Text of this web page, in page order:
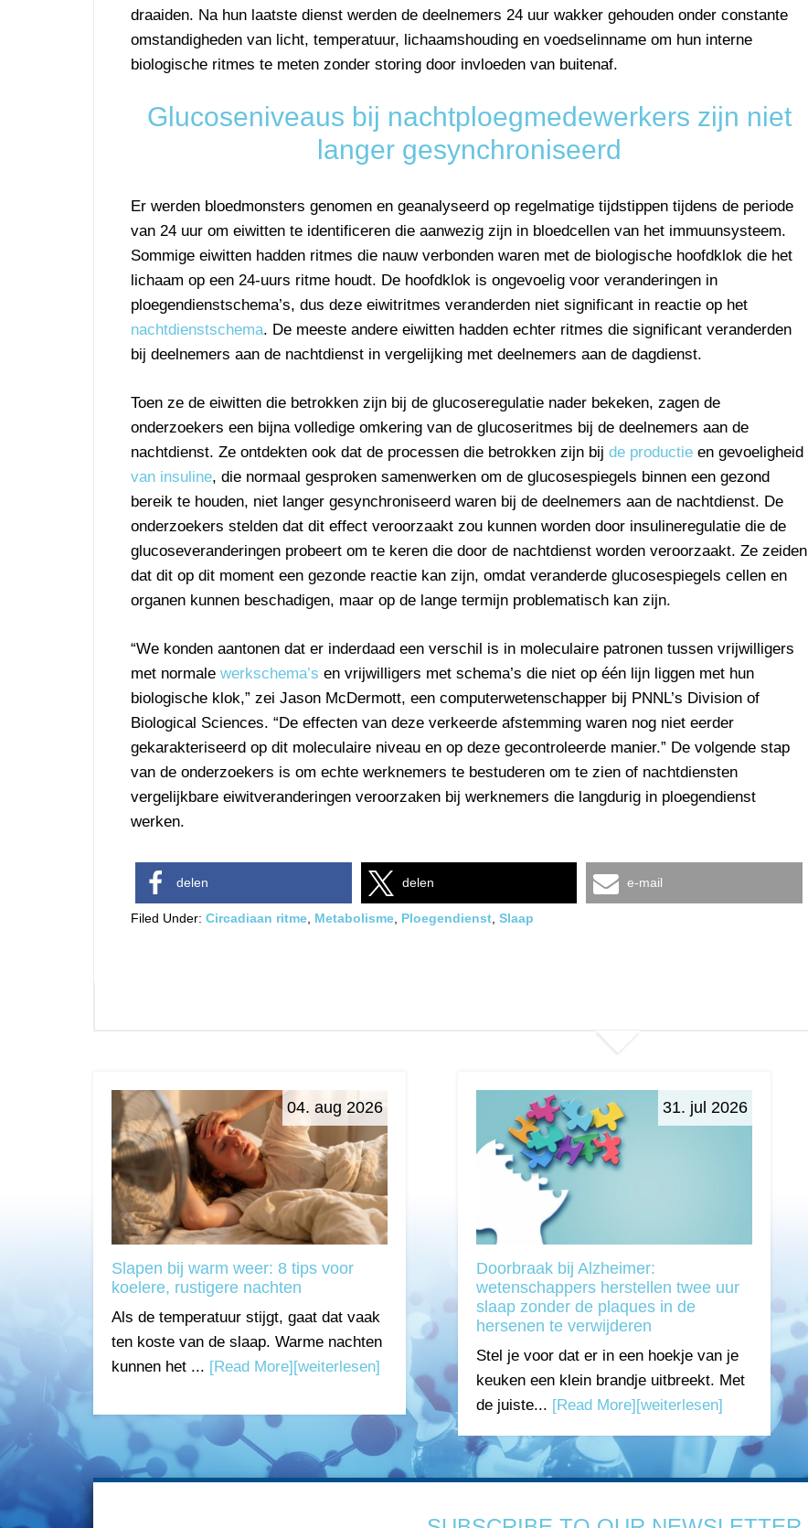
draaiden. Na hun laatste dienst werden de deelnemers 24 uur wakker gehouden onder constante
omstandigheden van licht, temperatuur, lichaamshouding en voedselinname om hun interne
biologische ritmes te meten zonder storing door invloeden van buitenaf.
Glucoseniveaus bij nachtploegmedewerkers zijn niet
langer gesynchroniseerd
Er werden bloedmonsters genomen en geanalyseerd op regelmatige tijdstippen tijdens de periode
van 24 uur om eiwitten te identificeren die aanwezig zijn in bloedcellen van het immuunsysteem.
Sommige eiwitten hadden ritmes die nauw verbonden waren met de biologische hoofdklok die het
lichaam op een 24-uurs ritme houdt. De hoofdklok is ongevoelig voor veranderingen in
ploegendienstschema’s, dus deze eiwitritmes veranderden niet significant in reactie op het
nachtdienstschema. De meeste andere eiwitten hadden echter ritmes die significant veranderden
bij deelnemers aan de nachtdienst in vergelijking met deelnemers aan de dagdienst.
Toen ze de eiwitten die betrokken zijn bij de glucoseregulatie nader bekeken, zagen de
onderzoekers een bijna volledige omkering van de glucoseritmes bij de deelnemers aan de
nachtdienst. Ze ontdekten ook dat de processen die betrokken zijn bij de productie en gevoeligheid
van insuline, die normaal gesproken samenwerken om de glucosespiegels binnen een gezond
bereik te houden, niet langer gesynchroniseerd waren bij de deelnemers aan de nachtdienst. De
onderzoekers stelden dat dit effect veroorzaakt zou kunnen worden door insulineregulatie die de
glucoseveranderingen probeert om te keren die door de nachtdienst worden veroorzaakt. Ze zeiden
dat dit op dit moment een gezonde reactie kan zijn, omdat veranderde glucosespiegels cellen en
organen kunnen beschadigen, maar op de lange termijn problematisch kan zijn.
“We konden aantonen dat er inderdaad een verschil is in moleculaire patronen tussen vrijwilligers
met normale werkschema’s en vrijwilligers met schema’s die niet op één lijn liggen met hun
biologische klok,” zei Jason McDermott, een computerwetenschapper bij PNNL’s Division of
Biological Sciences. “De effecten van deze verkeerde afstemming waren nog niet eerder
gekarakteriseerd op dit moleculaire niveau en op deze gecontroleerde manier.” De volgende stap
van de onderzoekers is om echte werknemers te bestuderen om te zien of nachtdiensten
vergelijkbare eiwitveranderingen veroorzaken bij werknemers die langdurig in ploegendienst
werken.
delen delen e-mail
Filed Under: Circadiaan ritme Metabolisme Ploegendienst Slaap
04. aug 2026
Slapen bij warm weer: 8 tips voor
koelere, rustigere nachten
Als de temperatuur stijgt, gaat dat vaak
ten koste van de slaap. Warme nachten
kunnen het ... [Read More][weiterlesen]
31. jul 2026
Doorbraak bij Alzheimer:
wetenschappers herstellen twee uur
slaap zonder de plaques in de
hersenen te verwijderen
Stel je voor dat er in een hoekje van je
keuken een klein brandje uitbreekt. Met
de juiste... [Read More][weiterlesen]